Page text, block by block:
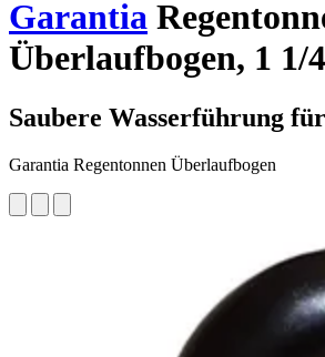
Garantia
Überlaufbogen, 1 1/
Saubere Wasserführung
Garantia Regentonnen Überlaufbogen